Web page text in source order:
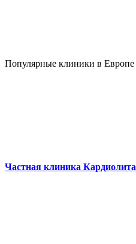
Популярные клиники в Европе
Частная клиника Кардиолита